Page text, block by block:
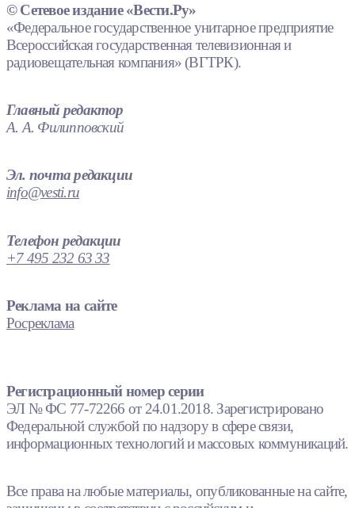
© Сетевое издание «Вести.Ру»
«Федеральное государственное унитарное предприятие
Всероссийская государственная телевизионная и
радиовещательная компания» (ВГТРК).
Главный редактор
А. А. Филипповский
Эл. почта редакции
info@vesti.ru
Телефон редакции
+7 495 232 63 33
Реклама на сайте
Росреклама
Регистрационный номер серии
ЭЛ № ФС 77-72266 от 24.01.2018. Зарегистрировано
Федеральной службой по надзору в сфере связи,
информационных технологий и массовых коммуникаций.
Все права на любые материалы, опубликованные на сайте,